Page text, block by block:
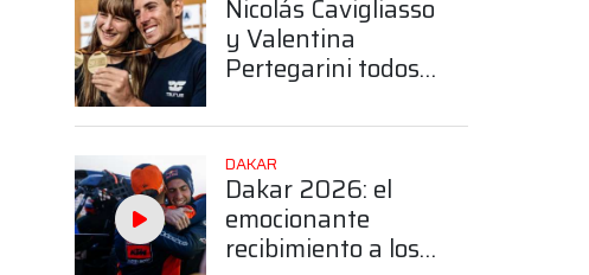
Nicolás Cavigliasso
y Valentina
Pertegarini todos
obtuvieron en el
Dakar
DAKAR
Dakar 2026: el
emocionante
recibimiento a los